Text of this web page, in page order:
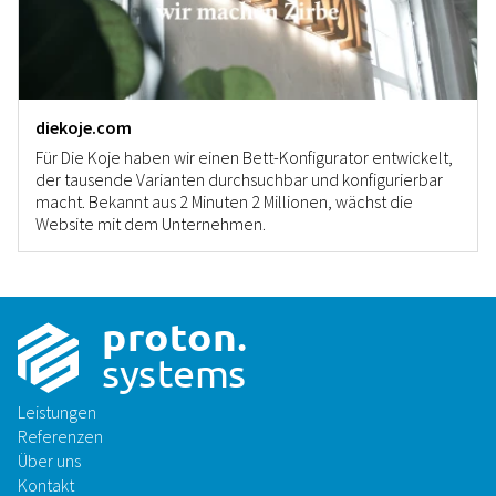
diekoje.com
Für Die Koje haben wir einen Bett-Konfigurator entwickelt,
der tausende Varianten durchsuchbar und konfigurierbar
macht. Bekannt aus 2 Minuten 2 Millionen, wächst die
Website mit dem Unternehmen.
proton.
systems
Leistungen
Referenzen
Über uns
Kontakt